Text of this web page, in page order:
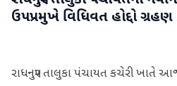
ઉપપ્રમુખે વિધિવત હોદ્દો ગ્રહણ
રાધનપુર તાલુકા પંચાયત કચેરી ખાતે